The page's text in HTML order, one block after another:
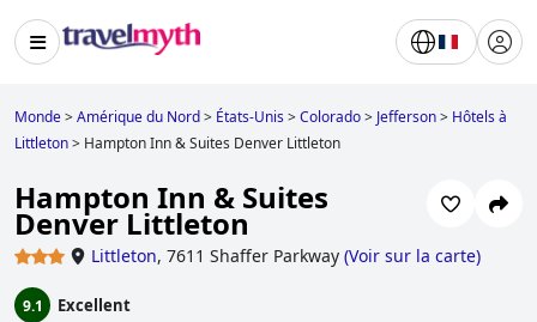
Monde>Amérique du Nord> États-Unis>Colorado> Jefferson> Hôtels à
Littleton> Hampton Inn & Suites Denver Littleton
Hampton Inn & Suites
Denver Littleton
Littleton, 7611 Shaffer Parkway (Voir sur la carte)
9.1 Excellent